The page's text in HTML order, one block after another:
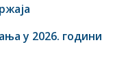
у 2026. години